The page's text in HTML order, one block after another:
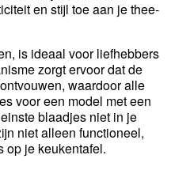
en stijl toe aan je thee-
is ideaal voor liefhebbers
zorgt ervoor dat de
waardoor alle
voor een model met een
blaadjes niet in je
niet alleen functioneel,
op je keukentafel.